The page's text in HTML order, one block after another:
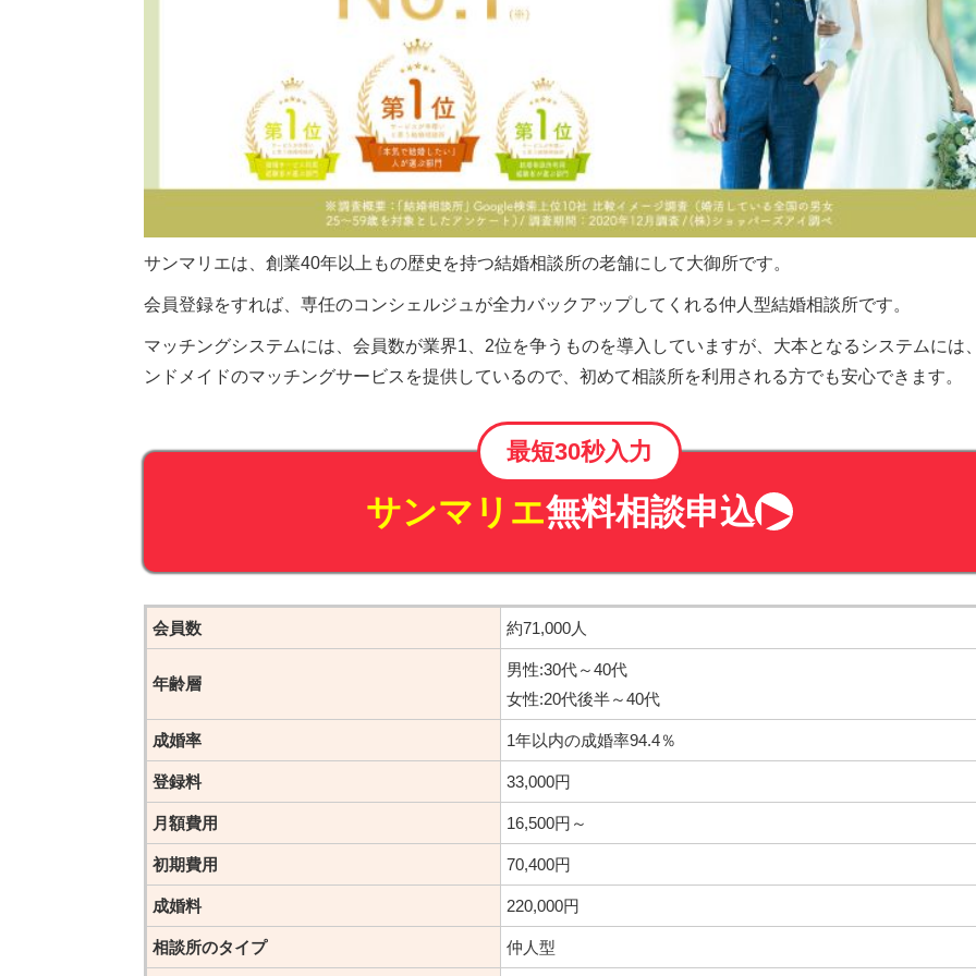
サンマリエは、創業40年以上もの歴史を持つ結婚相談所の老舗にして大御所です。
会員登録をすれば、専任のコンシェルジュが全力バックアップしてくれる仲人型結婚相談所です。
マッチングシステムには、会員数が業界1、2位を争うものを導入していますが、大本となるシステムには
ンドメイドのマッチングサービスを提供しているので、初めて相談所を利用される方でも安心できます。
最短30秒入力
サンマリエ無料相談申込
会員数 約71,000人
年齢層
男性:30代～40代
女性:20代後半～40代
成婚率 1年以内の成婚率94.4％
登録料 33,000円
月額費用 16,500円～
初期費用 70,400円
成婚料 220,000円
相談所のタイプ 仲人型